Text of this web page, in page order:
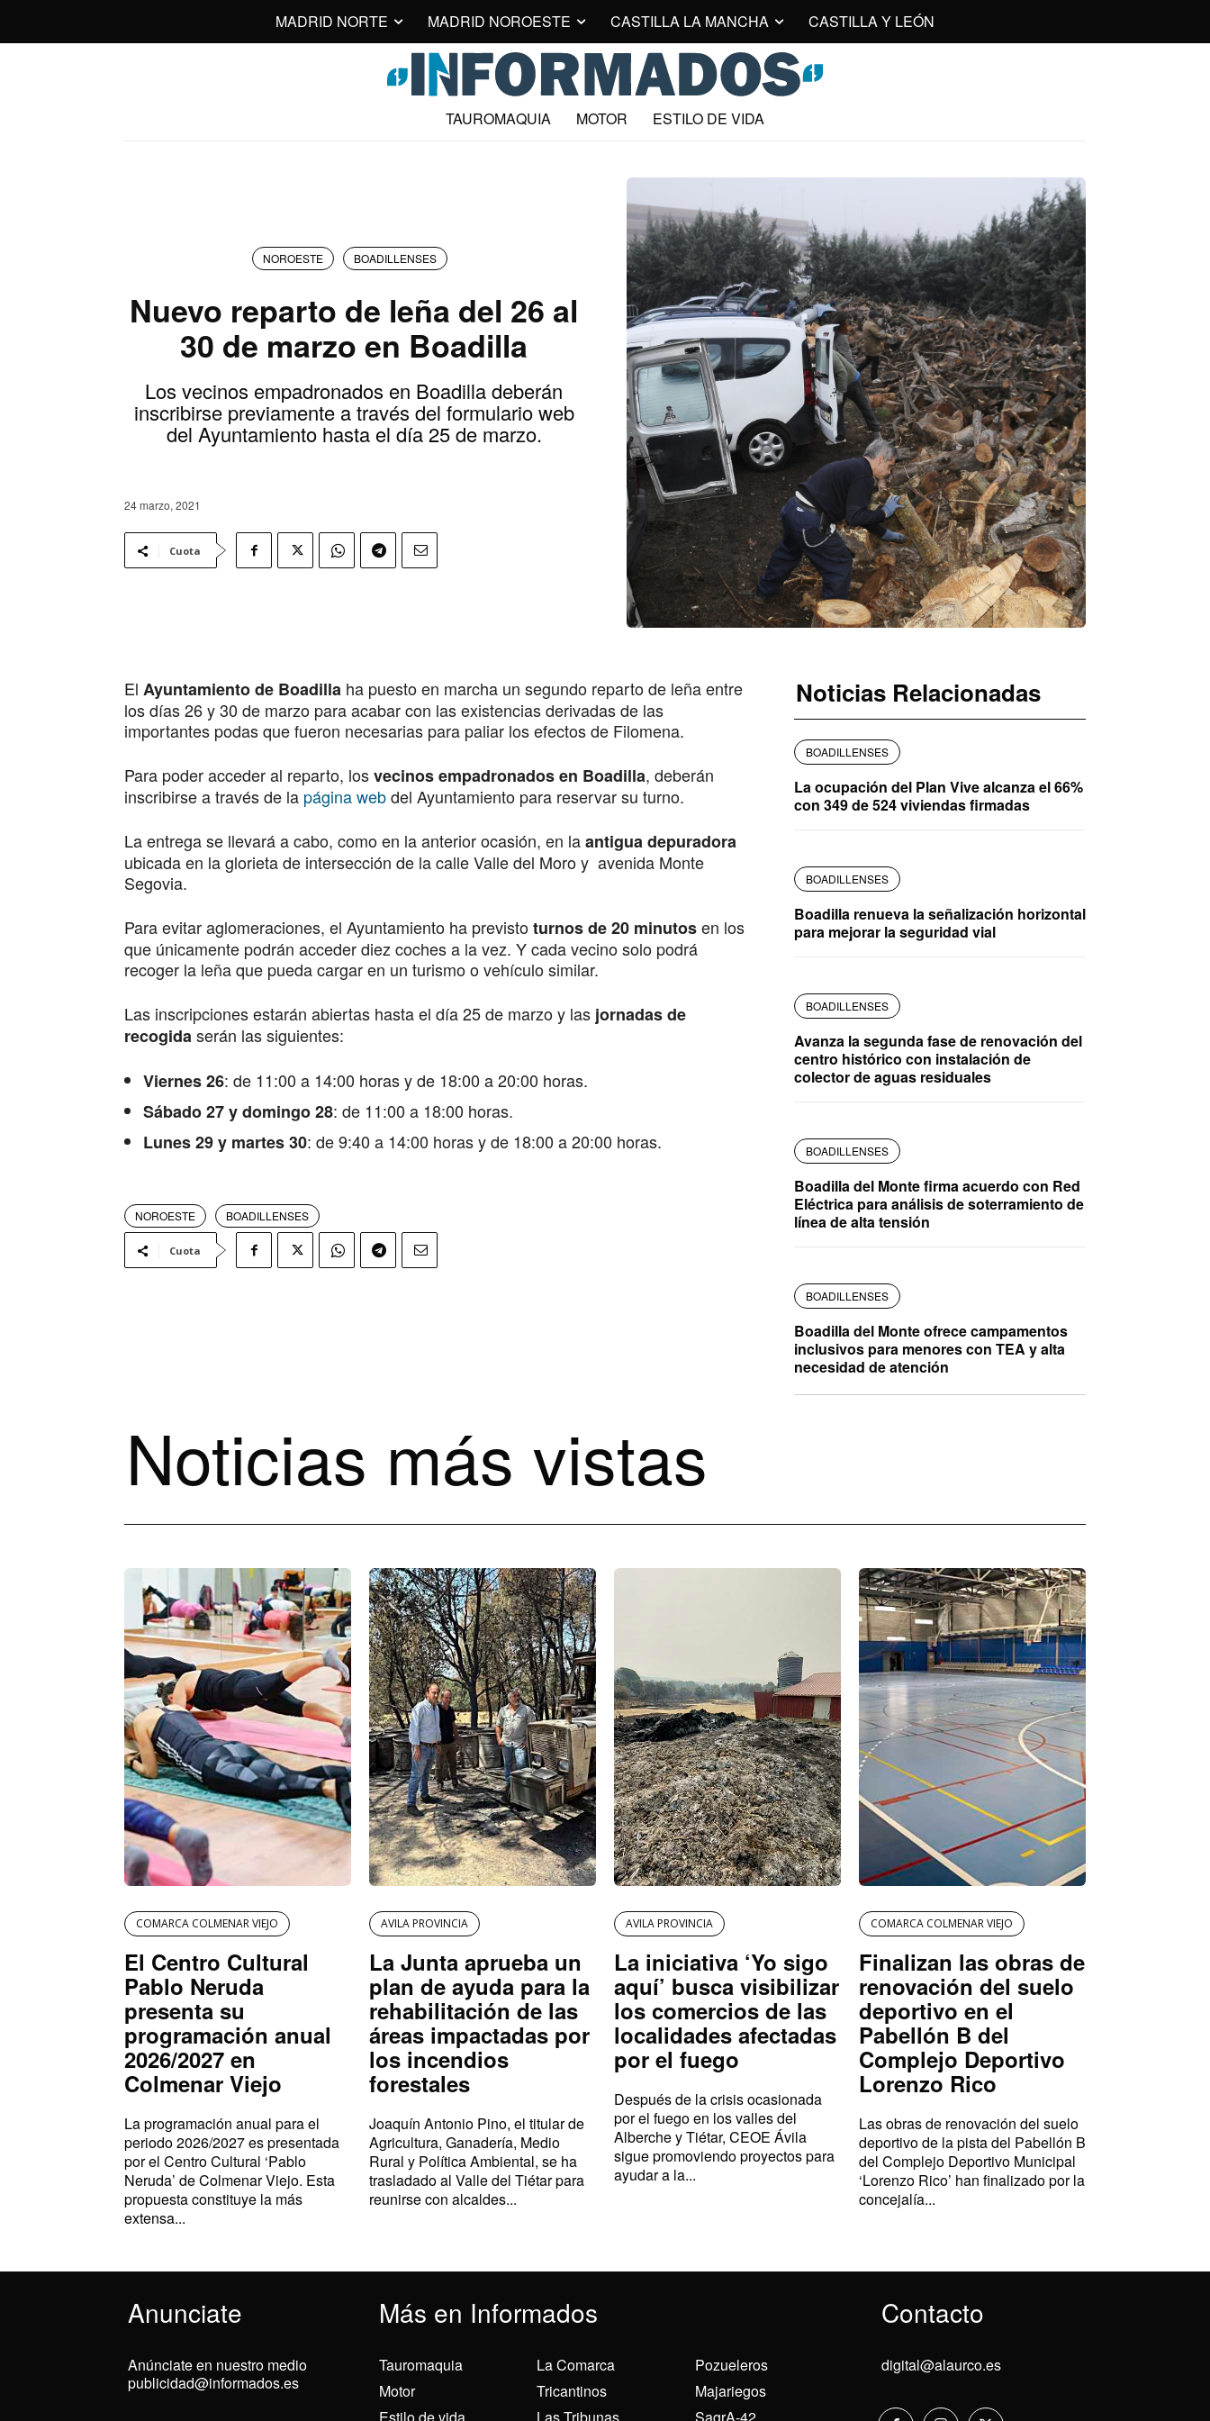
MADRID NORTE MADRID NOROESTE CASTILLA LA MANCHA CASTILLA Y LEÓN
TAUROMAQUIA MOTOR ESTILO DE VIDA
NOROESTE BOADILLENSES
Nuevo reparto de leña del 26 al
30 de marzo en Boadilla
Los vecinos empadronados en Boadilla deberán
inscribirse previamente a través del formulario web
del Ayuntamiento hasta el día 25 de marzo.
24 marzo, 2021
Cuota
El Ayuntamiento de Boadilla ha puesto en marcha un segundo reparto de leña entre
los días 26 y 30 de marzo para acabar con las existencias derivadas de las
importantes podas que fueron necesarias para paliar los efectos de Filomena.
Para poder acceder al reparto, losvecinos empadronados en Boadilla, deberán
inscribirse a través de la página webdel Ayuntamiento para reservar su turno.
La entrega se llevará a cabo, como en la anterior ocasión, en laantigua depuradora
ubicada en la glorieta de intersección de la calle Valle del Moro y avenida Monte
Segovia.
Para evitar aglomeraciones, el Ayuntamiento ha previstoturnos de 20 minutosen los
que únicamente podrán acceder diez coches a la vez. Y cada vecino solo podrá
recoger la leña que pueda cargar en un turismo o vehículo similar.
Las inscripciones estarán abiertas hasta el día 25 de marzo y las jornadas de
recogidaserán las siguientes:
Viernes 26: de 11:00 a 14:00 horas y de 18:00 a 20:00 horas.
Sábado 27 y domingo 28: de 11:00 a 18:00 horas.
Lunes 29 y martes 30: de 9:40 a 14:00 horas y de 18:00 a 20:00 horas.
NOROESTE BOADILLENSES
Cuota
Noticias Relacionadas
BOADILLENSES
La ocupación del Plan Vive alcanza el 66%
con 349 de 524 viviendas firmadas
BOADILLENSES
Boadilla renueva la señalización horizontal
para mejorar la seguridad vial
BOADILLENSES
Avanza la segunda fase de renovación del
centro histórico con instalación de
colector de aguas residuales
BOADILLENSES
Boadilla del Monte firma acuerdo con Red
Eléctrica para análisis de soterramiento de
línea de alta tensión
BOADILLENSES
Boadilla del Monte ofrece campamentos
inclusivos para menores con TEA y alta
necesidad de atención
Noticias más vistas
COMARCA COLMENAR VIEJO
El Centro Cultural
Pablo Neruda
presenta su
programación anual
2026/2027 en
Colmenar Viejo
La programación anual para el
periodo 2026/2027 es presentada
por el Centro Cultural ‘Pablo
Neruda’ de Colmenar Viejo. Esta
propuesta constituye la más
extensa...
AVILA PROVINCIA
La Junta aprueba un
plan de ayuda para la
rehabilitación de las
áreas impactadas por
los incendios
forestales
Joaquín Antonio Pino, el titular de
Agricultura, Ganadería, Medio
Rural y Política Ambiental, se ha
trasladado al Valle del Tiétar para
reunirse con alcaldes...
AVILA PROVINCIA
La iniciativa ‘Yo sigo
aquí’ busca visibilizar
los comercios de las
localidades afectadas
por el fuego
Después de la crisis ocasionada
por el fuego en los valles del
Alberche y Tiétar, CEOE Ávila
sigue promoviendo proyectos para
ayudar a la...
COMARCA COLMENAR VIEJO
Finalizan las obras de
renovación del suelo
deportivo en el
Pabellón B del
Complejo Deportivo
Lorenzo Rico
Las obras de renovación del suelo
deportivo de la pista del Pabellón B
del Complejo Deportivo Municipal
‘Lorenzo Rico’ han finalizado por la
concejalía...
Anunciate Más en Informados Contacto
Anúnciate en nuestro medio
publicidad@informados.es
Tauromaquia
Motor
Estilo de vida
La Comarca
Tricantinos
Las Tribunas
Pozueleros
Majariegos
SagrA-42
digital@alaurco.es